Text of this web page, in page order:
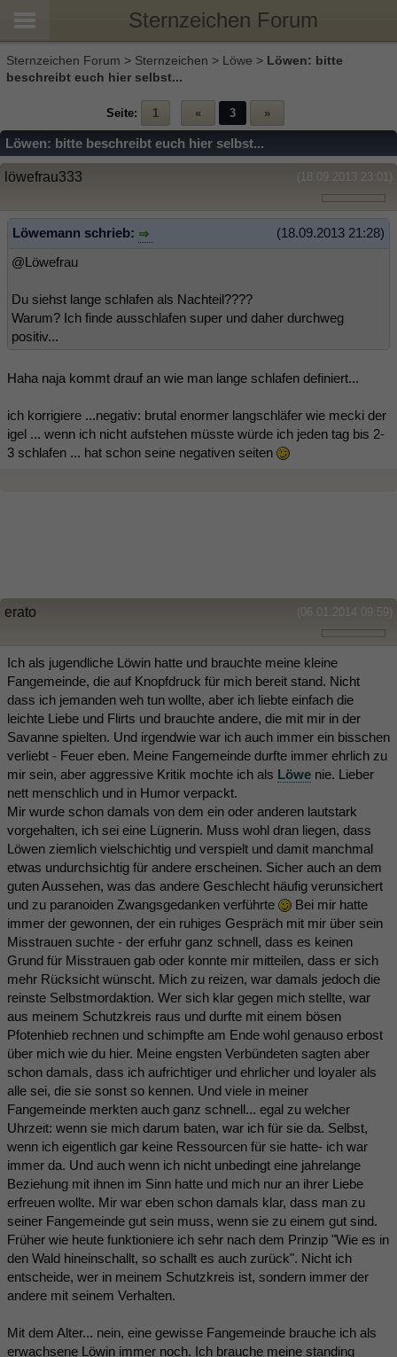
Sternzeichen Forum
Sternzeichen Forum > Sternzeichen > Löwe > Löwen: bitte
beschreibt euch hier selbst...
Seite: 1 « 3 »
Löwen: bitte beschreibt euch hier selbst...
(18.09.2013 23:01)
löwefrau333
(18.09.2013 21:28)
Löwemann schrieb:
@Löwefrau
Du siehst lange schlafen als Nachteil????
Warum? Ich finde ausschlafen super und daher durchweg
positiv...
Haha naja kommt drauf an wie man lange schlafen definiert...
ich korrigiere ...negativ: brutal enormer langschläfer wie mecki der
igel ... wenn ich nicht aufstehen müsste würde ich jeden tag bis 2-
3 schlafen ... hat schon seine negativen seiten
(06.01.2014 09:59)
erato
Ich als jugendliche Löwin hatte und brauchte meine kleine
Fangemeinde, die auf Knopfdruck für mich bereit stand. Nicht
dass ich jemanden weh tun wollte, aber ich liebte einfach die
leichte Liebe und Flirts und brauchte andere, die mit mir in der
Savanne spielten. Und irgendwie war ich auch immer ein bisschen
verliebt - Feuer eben. Meine Fangemeinde durfte immer ehrlich zu
mir sein, aber aggressive Kritik mochte ich als Löwe nie. Lieber
nett menschlich und in Humor verpackt.
Mir wurde schon damals von dem ein oder anderen lautstark
vorgehalten, ich sei eine Lügnerin. Muss wohl dran liegen, dass
Löwen ziemlich vielschichtig und verspielt und damit manchmal
etwas undurchsichtig für andere erscheinen. Sicher auch an dem
guten Aussehen, was das andere Geschlecht häufig verunsichert
und zu paranoiden Zwangsgedanken verführte
Bei mir hatte
immer der gewonnen, der ein ruhiges Gespräch mit mir über sein
Misstrauen suchte - der erfuhr ganz schnell, dass es keinen
Grund für Misstrauen gab oder konnte mir mitteilen, dass er sich
mehr Rücksicht wünscht. Mich zu reizen, war damals jedoch die
reinste Selbstmordaktion. Wer sich klar gegen mich stellte, war
aus meinem Schutzkreis raus und durfte mit einem bösen
Pfotenhieb rechnen und schimpfte am Ende wohl genauso erbost
über mich wie du hier. Meine engsten Verbündeten sagten aber
schon damals, dass ich aufrichtiger und ehrlicher und loyaler als
alle sei, die sie sonst so kennen. Und viele in meiner
Fangemeinde merkten auch ganz schnell... egal zu welcher
Uhrzeit: wenn sie mich darum baten, war ich für sie da. Selbst,
wenn ich eigentlich gar keine Ressourcen für sie hatte- ich war
immer da. Und auch wenn ich nicht unbedingt eine jahrelange
Beziehung mit ihnen im Sinn hatte und mich nur an ihrer Liebe
erfreuen wollte. Mir war eben schon damals klar, dass man zu
seiner Fangemeinde gut sein muss, wenn sie zu einem gut sind.
Früher wie heute funktioniere ich sehr nach dem Prinzip "Wie es in
den Wald hineinschallt, so schallt es auch zurück". Nicht ich
entscheide, wer in meinem Schutzkreis ist, sondern immer der
andere mit seinem Verhalten.
Mit dem Alter... nein, eine gewisse Fangemeinde brauche ich als
erwachsene Löwin immer noch. Ich brauche meine standing